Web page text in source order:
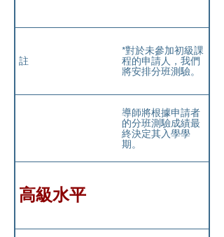
註
*對於未參加初級課
程的申請人，我們
將安排分班測驗。
導師將根據申請者
的分班測驗成績最
終決定其入學學
期。
高級水平